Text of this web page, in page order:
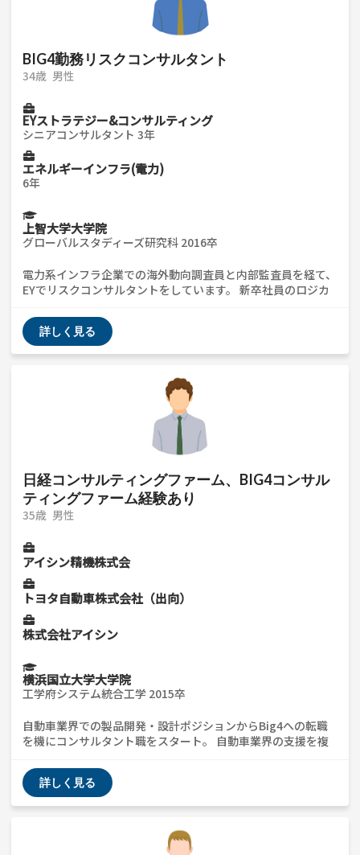
BIG4勤務リスクコンサルタント
34歳 男性
EYストラテジー&コンサルティング
シニアコンサルタント 3年
エネルギーインフラ(電力)
6年
上智大学大学院
グローバルスタディーズ研究科 2016卒
電力系インフラ企業での海外動向調査員と内部監査員を経て、
EYでリスクコンサルタントをしています。 新卒社員のロジカ
業務内容や雰囲気、研修などお気軽にご相談ください。 就
活・転職活動応援してますね。
詳しく見る
日経コンサルティングファーム、BIG4コンサル
ティングファーム経験あり
35歳 男性
アイシン精機株式会
トヨタ自動車株式会社（出向）
株式会社アイシン
横浜国立大学大学院
工学府システム統合工学 2015卒
自動車業界での製品開発・設計ポジションからBig4への転職
を機にコンサルタント職をスタート。 自動車業界の支援を複
手メディア業界の間接コスト削減等々、複数のプロジェクトを
経験。 製造だけでなくメディア業界と、幅広い業界の支援に
携わっています。 コンサル業界チャレンジしたい、どんな業
サル業界に関する質問 ・面接対策 ・その他 など
詳しく見る